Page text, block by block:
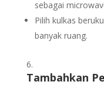
sebagai
Pilih kulkas
banyak ruang.
Tambahkan